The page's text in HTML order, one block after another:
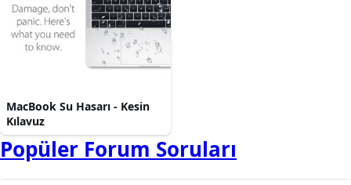
MacBook Su Hasarı - Kesin
Kılavuz
Popüler Forum Soruları